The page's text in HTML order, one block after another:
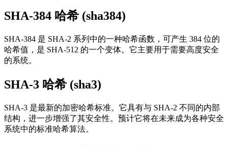
SHA-384 哈希 (sha384)
SHA-384 是 SHA-2 系列中的一种哈希函数，可产生 384 位的
哈希值，是 SHA-512 的一个变体。它主要用于需要高度安全
的系统。
SHA-3 哈希 (sha3)
SHA-3 是最新的加密哈希标准。它具有与 SHA-2 不同的内部
结构，进一步增强了其安全性。预计它将在未来成为各种安全
系统中的标准哈希算法。